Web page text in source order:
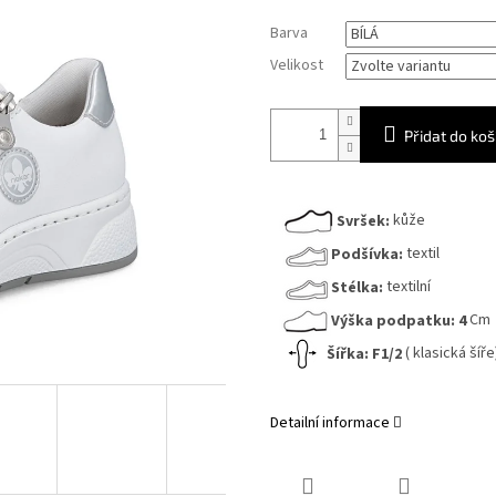
cena:
Barva
Velikost
Přidat do
Svršek: kůže
Podšívka: textil
Stélka: textilní
Výška podpatku: 4Cm
Šířka: F1/2( klasická
Detailní informace